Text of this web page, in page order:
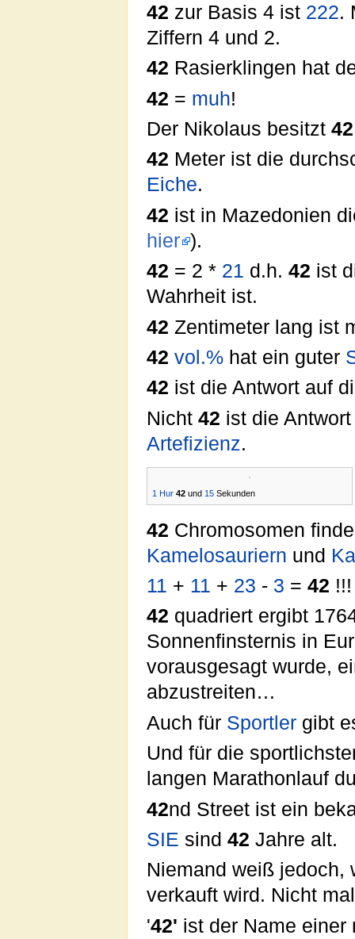
42 zur Basis 4 ist 222.
Ziffern 4 und 2.
42 Rasierklingen hat
42 = muh!
Der Nikolaus besitzt 42
42 Meter ist die
Eiche.
42 ist in Mazedonien
hier ).
42 = 2 * 21 d.h. 42 ist
Wahrheit ist.
42 Zentimeter lang ist
42 vol.% hat ein guter
42 ist die Antwort auf
Nicht 42 ist die
Artefizienz.
1 Hur 42 und 15 Sekunden
42 Chromosomen
Kamelosauriern und
11 + 11 + 23 - 3 = 42 !!!
42 quadriert ergibt
Sonnenfinsternis in
vorausgesagt wurde,
abzustreiten…
Auch für Sportler gibt
Und für die
langen Marathonlauf
42nd Street ist ein
SIE sind 42 Jahre alt.
Niemand weiß jedoch,
verkauft wird. Nicht
'42' ist der Name